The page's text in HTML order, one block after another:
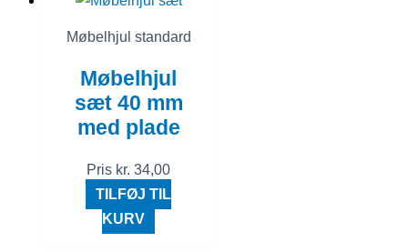
Møbelhjul standard
Møbelhjul
sæt 40 mm
med plade
Pris kr. 34,00
TILFØJ TIL
KURV